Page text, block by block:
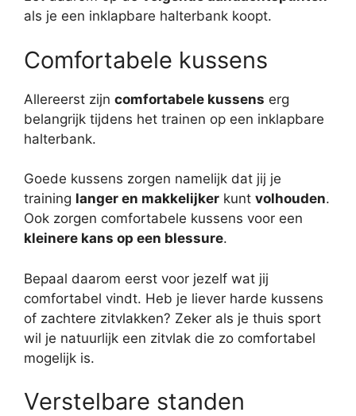
als je een inklapbare halterbank koopt.
Comfortabele kussens
Allereerst zijn comfortabele kussens erg
belangrijk tijdens het trainen op een inklapbare
halterbank.
Goede kussens zorgen namelijk dat jij je
training langer en makkelijker kunt volhouden.
Ook zorgen comfortabele kussens voor een
kleinere kans op een blessure.
Bepaal daarom eerst voor jezelf wat jij
comfortabel vindt. Heb je liever harde kussens
of zachtere zitvlakken? Zeker als je thuis sport
wil je natuurlijk een zitvlak die zo comfortabel
mogelijk is.
Verstelbare standen